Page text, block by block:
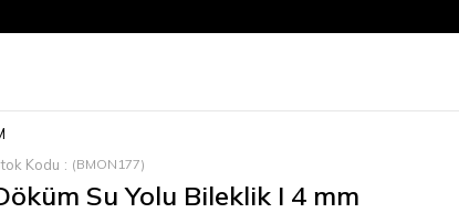
Kodu (BMON177)
Su Yolu Bileklik I 4 mm